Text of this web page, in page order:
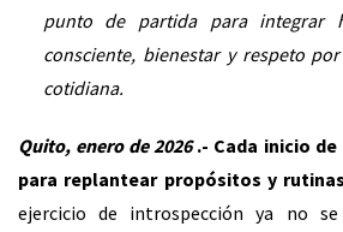
punto de partida para integrar
consciente, bienestar y respeto
cotidiana.
Quito, enero de 2026.- Cada inicio de
para replantear propósitos y
ejercicio de introspección ya no